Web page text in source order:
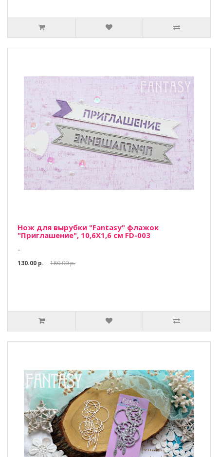
Нож для вырубки "Fantasy" флажок
"Приглашение", 10,6Х1,6 см FD-003
..
130.00 р.
180.00 р.